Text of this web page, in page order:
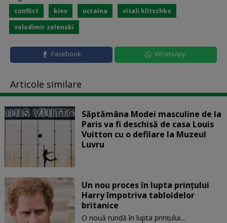
conflict kiev ucraina
vitali klitschko
volodimir zelenski
Facebook WhatsApp
Articole similare
Săptămâna Modei masculine de la
Paris va fi deschisă de casa Louis
Vuitton cu o defilare la Muzeul
Luvru
Un nou proces în lupta prinţului
Harry împotriva tabloidelor
britanice
O nouă rundă în lupta prinţului...